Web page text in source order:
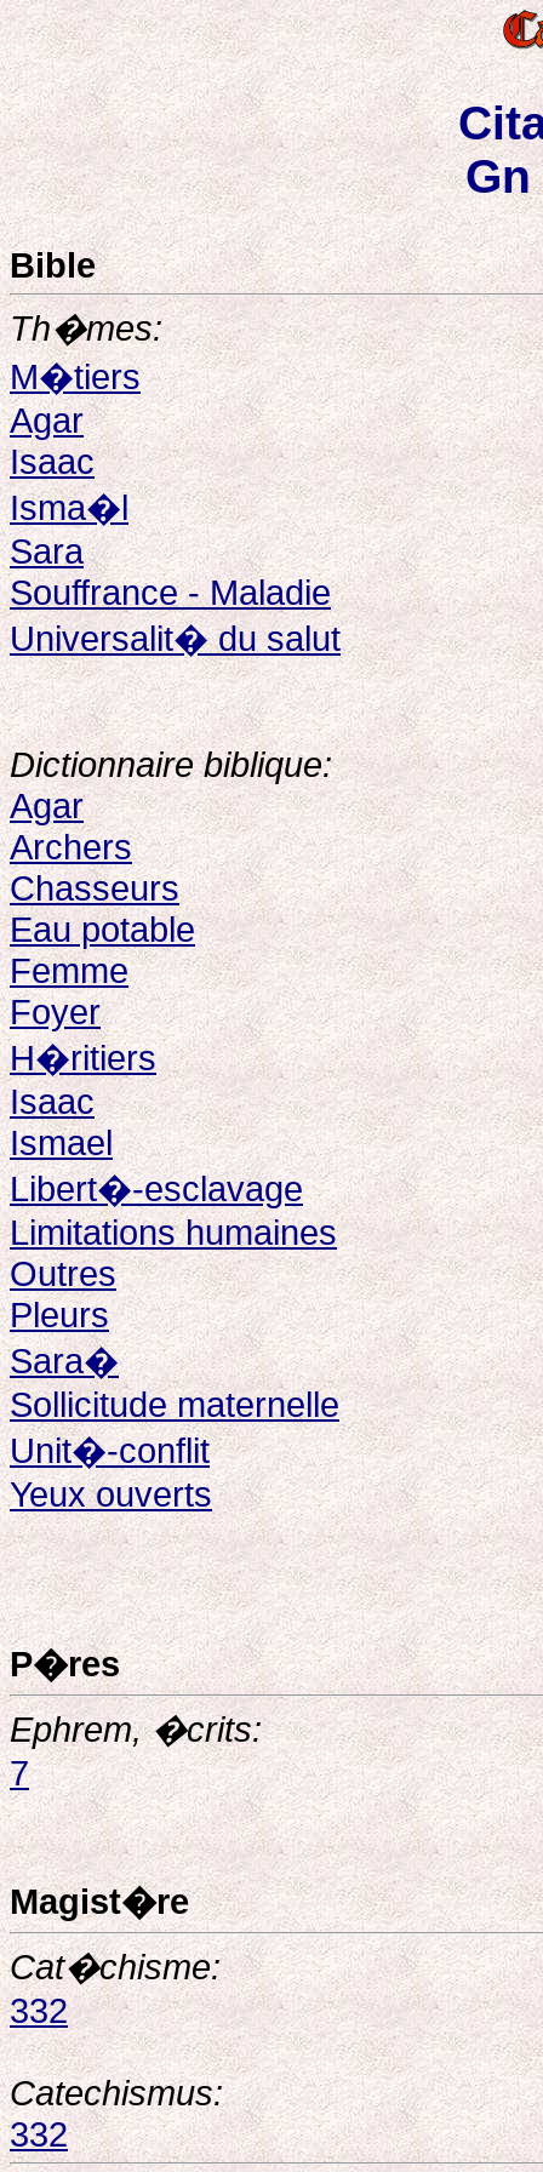
Gn
Bible
Th�mes:
M�tiers
Agar
Isaac
Isma�l
Sara
Souffrance - Maladie
Universalit� du salut
Dictionnaire biblique:
Agar
Archers
Chasseurs
Eau potable
Femme
Foyer
H�ritiers
Isaac
Ismael
Libert�-esclavage
Limitations humaines
Outres
Pleurs
Sara�
Sollicitude maternelle
Unit�-conflit
Yeux ouverts
P�res
Ephrem, �crits:
7
Magist�re
Cat�chisme:
332
Catechismus:
332